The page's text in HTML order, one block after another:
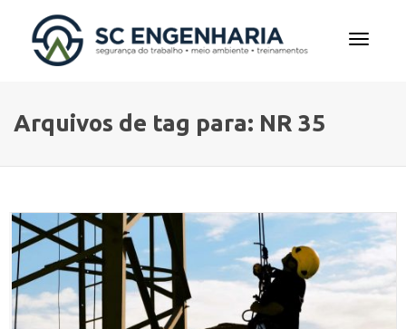
Arquivos de tag para: NR 35